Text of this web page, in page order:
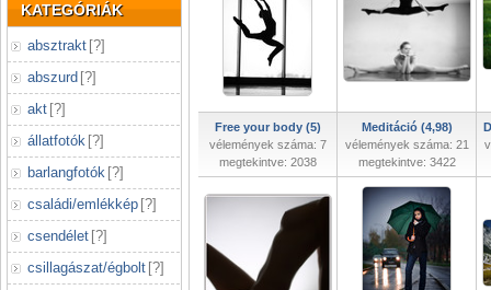
KATEGÓRIÁK
absztrakt [?]
abszurd [?]
akt [?]
állatfotók [?]
barlangfotók [?]
családi/emlékkép [?]
csendélet [?]
csillagászat/égbolt [?]
Free your body (5)
vélemények száma: 7
megtekintve: 2038
Meditáció (4,98)
vélemények száma: 21
megtekintve: 3422